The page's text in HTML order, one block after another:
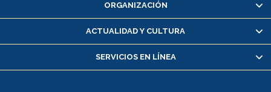
Consulta y certificado de notas
Servicio médico y dental
Pago de arancel y crédito alumnos
ORGANIZACIÓN
ACTUALIDAD Y CULTURA
SERVICIOS EN LÍNEA